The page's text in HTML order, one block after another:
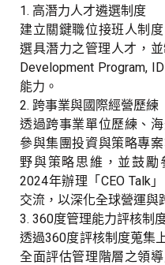
1. 高潛力人才遴選制度
建立關鍵職位接班人制
選具潛力之管理人才，
Development Program,
能力。
2. 跨事業與國際經營歷練
透過跨事業單位歷練、
參與集團投資與策略專
野與策略思維，並鼓勵
2024年辦理「CEO Talk
交流，以深化全球營運與
3. 360度管理能力評核制
透過360度評核制度蒐集
全面評估管理階層之領